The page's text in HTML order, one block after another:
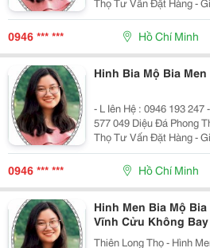
Thiết Kế Xây Dựng Mộ - Khắc Bia - Đá
Khối Thiên
0946 *** *** Hồ Chí Minh
Hinh Bia Mộ Bia
- L Iên Hệ : 0946 193
577 049 Diệu Đá Phong Thủy Thiên Nhiên Thiên Long
Thọ Tư Vấn Đặt Hàng - Giao H Àng Tại Nơi - Tư Vấn
Thiết Kế Xây Dựng Mộ - Khắc Bia - Đá
Khối Thiên
0946 *** *** Hồ Chí Minh
Hinh Men Bia Mộ
Vĩnh Cửu Không
Thiên Long Thọ - Hình Men Bia